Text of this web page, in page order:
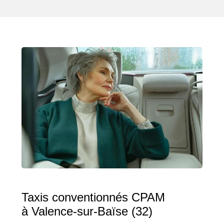
Taxis conventionnés CPAM
à Valence-sur-Baïse (32)